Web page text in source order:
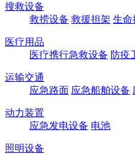
搜救设备
救捞设备 救援担架 生命
医疗用品
医疗携行急救设备 防疫
运输交通
应急路面 应急船舶设备
动力装置
应急发电设备 电池
照明设备